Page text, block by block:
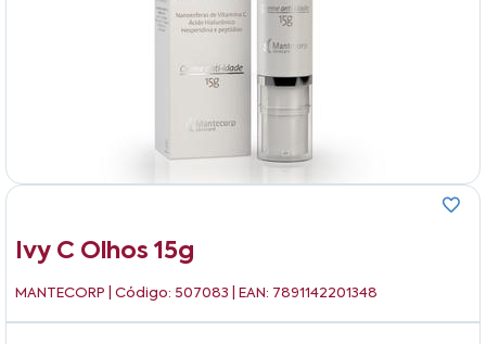
Ivy C Olhos 15g
MANTECORP | Código: 507083 | EAN: 7891142201348